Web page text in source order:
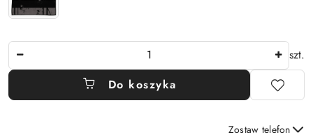
szt.
Do koszyka
Zostaw telefon